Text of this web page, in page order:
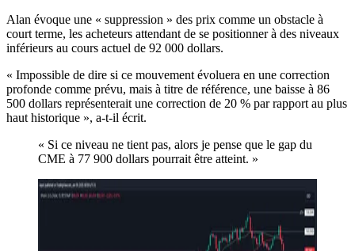
Alan évoque une « suppression » des prix comme un obstacle à
court terme, les acheteurs attendant de se positionner à des niveaux
inférieurs au cours actuel de 92 000 dollars.
« Impossible de dire si ce mouvement évoluera en une correction
profonde comme prévu, mais à titre de référence, une baisse à 86
500 dollars représenterait une correction de 20 % par rapport au plus
haut historique », a-t-il écrit.
« Si ce niveau ne tient pas, alors je pense que le gap du
CME à 77 900 dollars pourrait être atteint. »